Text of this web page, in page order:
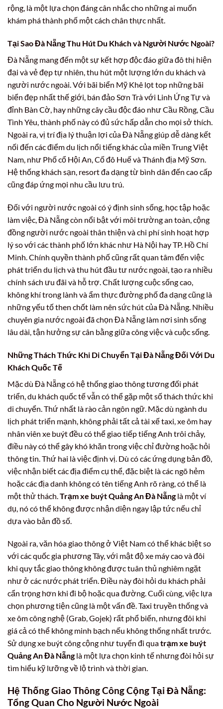
rộng, là một lựa chọn đáng cân nhắc cho những ai muốn
khám phá thành phố một cách chân thực nhất.
Tại Sao Đà Nẵng Thu Hút Du Khách và Người Nước Ngoài?
Đà Nẵng mang đến một sự kết hợp độc đáo giữa đô thị hiện
đại và vẻ đẹp tự nhiên, thu hút một lượng lớn du khách và
người nước ngoài. Với bãi biển Mỹ Khê lọt top những bãi
biển đẹp nhất thế giới, bán đảo Sơn Trà với Linh Ứng Tự và
đỉnh Bàn Cờ, hay những cây cầu độc đáo như Cầu Rồng, Cầu
Tình Yêu, thành phố này có đủ sức hấp dẫn cho mọi sở thích.
Ngoài ra, vị trí địa lý thuận lợi của Đà Nẵng giúp dễ dàng kết
nối đến các điểm du lịch nổi tiếng khác của miền Trung Việt
Nam, như Phố cổ Hội An, Cố đô Huế và Thánh địa Mỹ Sơn.
Hệ thống khách sạn, resort đa dạng từ bình dân đến cao cấp
cũng đáp ứng mọi nhu cầu lưu trú.
Đối với người nước ngoài có ý định sinh sống, học tập hoặc
làm việc, Đà Nẵng còn nổi bật với môi trường an toàn, cộng
đồng người nước ngoài thân thiện và chi phí sinh hoạt hợp
lý so với các thành phố lớn khác như Hà Nội hay TP. Hồ Chí
Minh. Chính quyền thành phố cũng rất quan tâm đến việc
phát triển du lịch và thu hút đầu tư nước ngoài, tạo ra nhiều
chính sách ưu đãi và hỗ trợ. Chất lượng cuộc sống cao,
không khí trong lành và ẩm thực đường phố đa dạng cũng là
những yếu tố then chốt làm nên sức hút của Đà Nẵng. Nhiều
chuyên gia nước ngoài đã chọn Đà Nẵng làm nơi sinh sống
lâu dài, tận hưởng sự cân bằng giữa công việc và cuộc sống.
Những Thách Thức Khi Di Chuyển Tại Đà Nẵng Đối Với Du
Khách Quốc Tế
Mặc dù Đà Nẵng có hệ thống giao thông tương đối phát
triển, du khách quốc tế vẫn có thể gặp một số thách thức khi
di chuyển. Thứ nhất là rào cản ngôn ngữ. Mặc dù ngành du
lịch phát triển mạnh, không phải tất cả tài xế taxi, xe ôm hay
nhân viên xe buýt đều có thể giao tiếp tiếng Anh trôi chảy,
điều này có thể gây khó khăn trong việc chỉ đường hoặc hỏi
thông tin. Thứ hai là việc định vị. Dù có các ứng dụng bản đồ,
việc nhận biết các địa điểm cụ thể, đặc biệt là các ngõ hẻm
hoặc các địa danh không có tên tiếng Anh rõ ràng, có thể là
một thử thách. Trạm xe buýt Quảng An Đà Nẵnglà một ví
dụ, nó có thể không được nhận diện ngay lập tức nếu chỉ
dựa vào bản đồ số.
Ngoài ra, văn hóa giao thông ở Việt Nam có thể khác biệt so
với các quốc gia phương Tây, với mật độ xe máy cao và đôi
khi quy tắc giao thông không được tuân thủ nghiêm ngặt
như ở các nước phát triển. Điều này đòi hỏi du khách phải
cẩn trọng hơn khi đi bộ hoặc qua đường. Cuối cùng, việc lựa
chọn phương tiện cũng là một vấn đề. Taxi truyền thống và
xe ôm công nghệ (Grab, Gojek) rất phổ biến, nhưng đôi khi
giá cả có thể không minh bạch nếu không thống nhất trước.
Sử dụng xe buýt công cộng như tuyến đi quatrạm xe buýt
Quảng An Đà Nẵnglà một lựa chọn kinh tế nhưng đòi hỏi sự
tìm hiểu kỹ lưỡng về lộ trình và thời gian.
Hệ Thống Giao Thông Công Cộng Tại Đà Nẵng:
Tổng Quan Cho Người Nước Ngoài